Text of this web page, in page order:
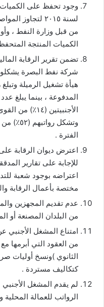
وجود تحفظ على
لسنة ٢٠١٥
من قبل وزارة النفط ،
الكميات المنتجة
المدفوعة ، بينما يبلغ
الأجنبيتين
وتشكل
الفترة .
اعترض ديوان الرقابة
اعتراضه بوجود شعبة
مختصة بأعمال الرقابة
عدم تقديم المجهزين
من البلدان المصنعة أو
امتناع المشغل الأجنبي
من العقود التي أبرمها
الثانوي )ونسخ أوليات
كتكاليف مستردة .
لم يقدم المشغل
الرواتب للعمالة المحلية